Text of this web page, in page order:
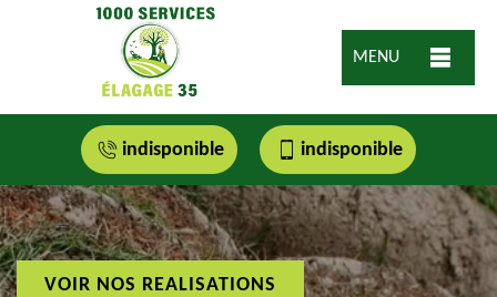
MENU
indisponible indisponible
VOIR NOS REALISATIONS